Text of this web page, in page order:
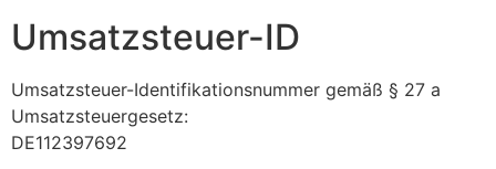
Umsatzsteuer-ID
Umsatzsteuer-Identifikationsnummer gemäß § 27 a
Umsatzsteuergesetz:
DE112397692